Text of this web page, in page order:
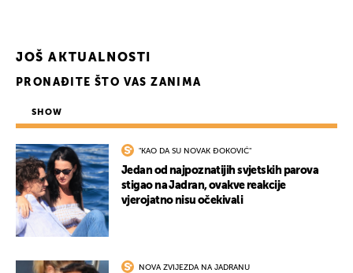
JOŠ AKTUALNOSTI
PRONAĐITE ŠTO VAS ZANIMA
SHOW
"KAO DA SU NOVAK ĐOKOVIĆ"
Jedan od najpoznatijih svjetskih parova
stigao na Jadran, ovakve reakcije
vjerojatno nisu očekivali
NOVA ZVIJEZDA NA JADRANU